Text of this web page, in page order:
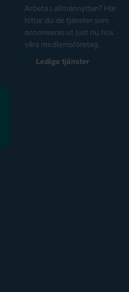
Arbeta i allmännyttan? Här
hittar du de tjänster som
annonseras ut just nu hos
våra medlemsföretag.
Lediga tjänster